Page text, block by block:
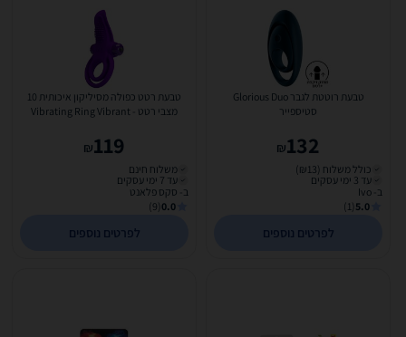
טבעת רוטטת לגבר Glorious Duo
סטיספייר
132
₪
כולל משלוח (₪13)
עד 3 ימי עסקים
ב- Ivo
5.0
(1)
לפרטים נוספים
טבעת רטט כפולה מסיליקון איכותית 10
מצבי רטט - Vibrating Ring Vibrant
119
₪
משלוח חינם
עד 7 ימי עסקים
ב- סקס פלאנט
0.0
(9)
לפרטים נוספים